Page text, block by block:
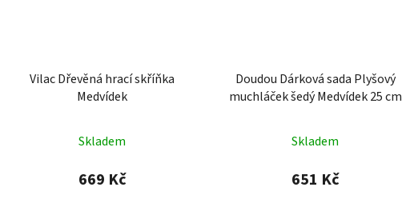
Vilac Dřevěná hrací skříňka
Medvídek
Skladem
669 Kč
Doudou Dárková sada Plyšový
muchláček šedý Medvídek 25 cm
Skladem
651 Kč